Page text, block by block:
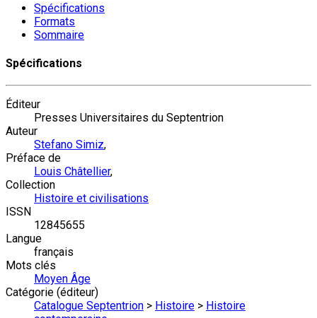
Spécifications
Formats
Sommaire
Spécifications
Éditeur
Presses Universitaires du Septentrion
Auteur
Stefano Simiz,
Préface de
Louis Châtellier,
Collection
Histoire et civilisations
ISSN
12845655
Langue
français
Mots clés
Moyen Âge
Catégorie (éditeur)
Catalogue Septentrion > Histoire > Histoire